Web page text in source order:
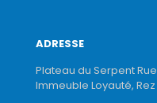
ADRESSE
Plateau du Serpent
Immeuble Loyauté,